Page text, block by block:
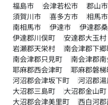
福島市 会津若松市 郡山市
須賀川市
喜多方市 相馬市
南相馬市
伊達市 伊達郡
伊達郡川俣町
安達郡大玉村
岩瀬郡天栄村
南会津郡下
南会津郡只見町
南会津郡
耶麻郡西会津町
耶麻郡磐
河沼郡会津坂下町
河沼郡
大沼郡三島町
大沼郡金山町
大沼郡会津美里町
西白河